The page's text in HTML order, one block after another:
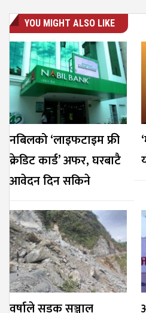
YOU MIGHT ALSO LIKE
नबिलको ‘लाइफटाइम फ्री
क्रेडिट कार्ड’ अफर, घरबाटै
आवेदन दिन सकिने
वर्षाले सडक सञ्जाल